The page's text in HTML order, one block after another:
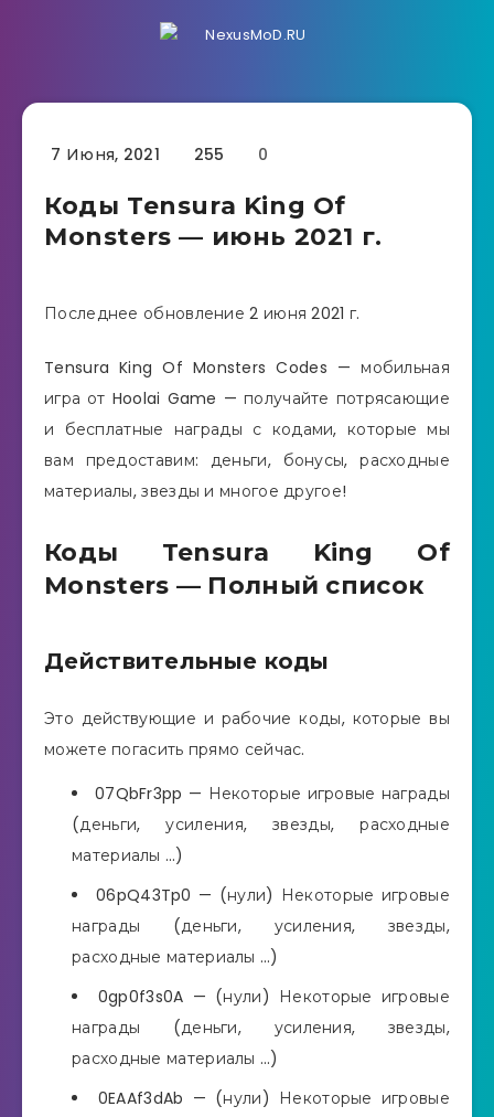
7 Июня, 2021 255 0
Коды Tensura King Of
Monsters — июнь 2021 г.
Последнее обновление 2 июня 2021 г.
Tensura King Of Monsters Codes — мобильная
игра от Hoolai Game — получайте потрясающие
и бесплатные награды с кодами, которые мы
вам предоставим: деньги, бонусы, расходные
материалы, звезды и многое другое!
Коды Tensura King Of
Monsters — Полный список
Действительные коды
Это действующие и рабочие коды, которые вы
можете погасить прямо сейчас.
07QbFr3pp — Некоторые игровые награды
(деньги, усиления, звезды, расходные
материалы …)
06pQ43Tp0 — (нули) Некоторые игровые
награды (деньги, усиления, звезды,
расходные материалы …)
0gp0f3s0A — (нули) Некоторые игровые
награды (деньги, усиления, звезды,
расходные материалы …)
0EAAf3dAb — (нули) Некоторые игровые